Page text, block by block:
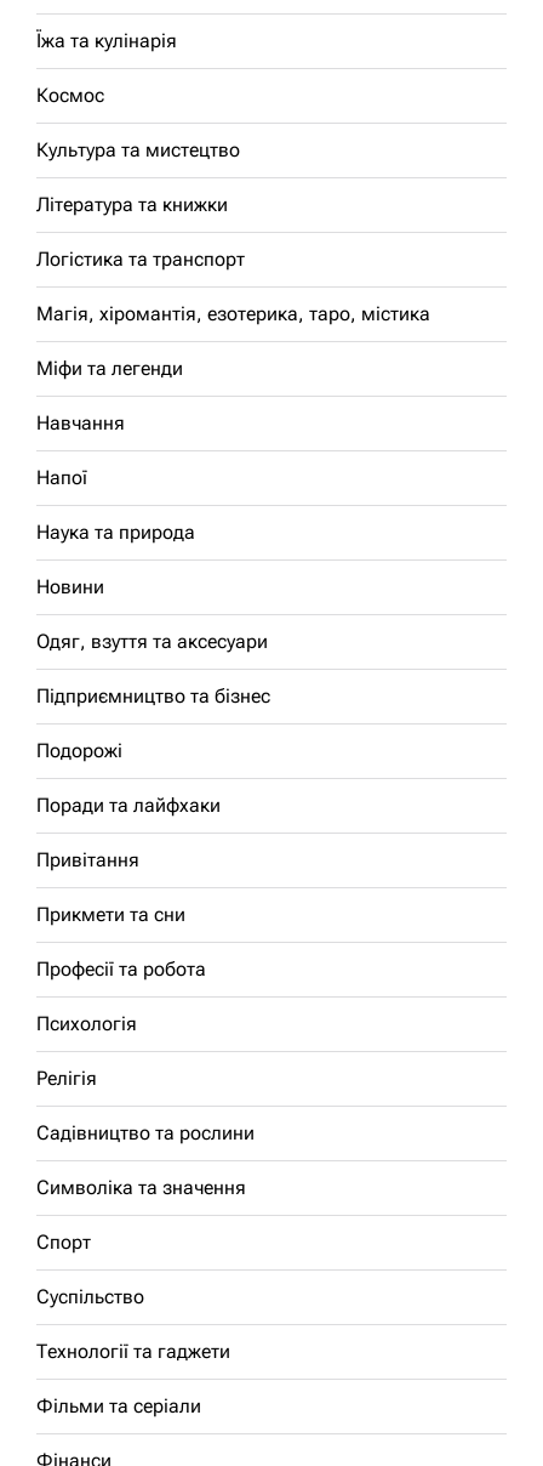
Їжа та кулінарія
Космос
Культура та мистецтво
Література та книжки
Логістика та транспорт
Магія, хіромантія, езотерика, таро, містика
Міфи та легенди
Навчання
Напої
Наука та природа
Новини
Одяг, взуття та аксесуари
Підприємництво та бізнес
Подорожі
Поради та лайфхаки
Привітання
Прикмети та сни
Професії та робота
Психологія
Релігія
Садівництво та рослини
Символіка та значення
Спорт
Суспільство
Технології та гаджети
Фільми та серіали
Фінанси